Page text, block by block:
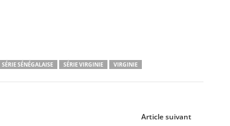
SÉRIE SÉNÉGALAISE SÉRIE VIRGINIE VIRGINIE
Article suivant